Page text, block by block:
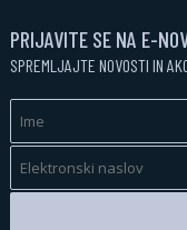
PRIJAVITE SE NA E-
SPREMLJAJTE NOVOSTI IN